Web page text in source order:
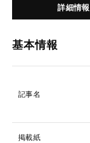
詳細情報
基本情報
記事名
掲載紙